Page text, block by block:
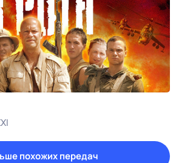
похожих передач